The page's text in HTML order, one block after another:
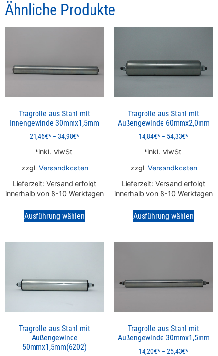
Ähnliche Produkte
Tragrolle aus Stahl mit
Innengewinde 30mmx1,5mm
21,46€ – 34,98€
inkl. MwSt.
zzgl. Versandkosten
Lieferzeit: Versand erfolgt
innerhalb von 8-10 Werktagen
Ausführung wählen
Tragrolle aus Stahl mit
Außengewinde 60mmx2,0mm
14,84€ – 54,33€
inkl. MwSt.
zzgl. Versandkosten
Lieferzeit: Versand erfolgt
innerhalb von 8-10 Werktagen
Ausführung wählen
Tragrolle aus Stahl mit
Außengewinde
50mmx1,5mm(6202)
Tragrolle aus Stahl mit
Außengewinde 30mmx1,5mm
14,20€ – 25,43€